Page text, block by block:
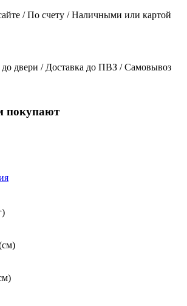
/ По счету / Наличными или картой
до двери / Доставка до ПВЗ / Самовывоз
покупают